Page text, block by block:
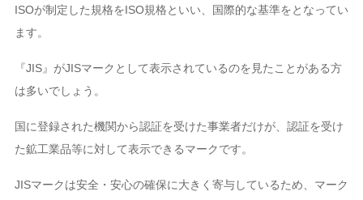
ISOが制定した規格をISO規格といい、国際的な基準をとなってい
ます。
『JIS』がJISマークとして表示されているのを見たことがある方
は多いでしょう。
国に登録された機関から認証を受けた事業者だけが、認証を受け
た鉱工業品等に対して表示できるマークです。
JISマークは安全・安心の確保に大きく寄与しているため、マーク